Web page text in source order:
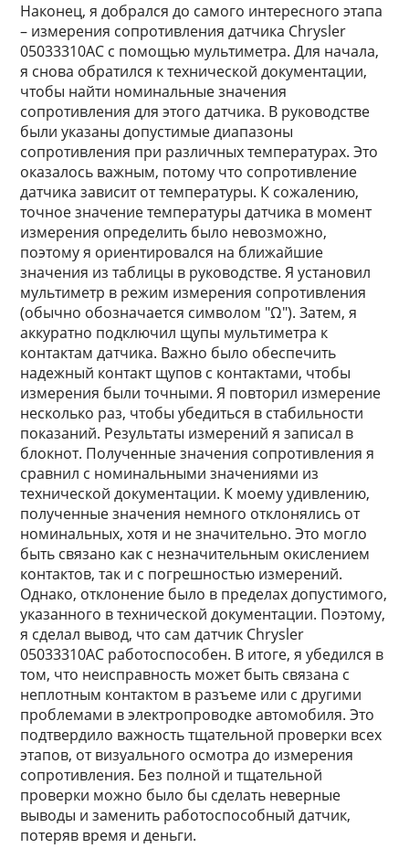
Наконец, я добрался до самого интересного этапа
– измерения сопротивления датчика Chrysler
05033310AC с помощью мультиметра. Для начала,
я снова обратился к технической документации,
чтобы найти номинальные значения
сопротивления для этого датчика. В руководстве
были указаны допустимые диапазоны
сопротивления при различных температурах. Это
оказалось важным, потому что сопротивление
датчика зависит от температуры. К сожалению,
точное значение температуры датчика в момент
измерения определить было невозможно,
поэтому я ориентировался на ближайшие
значения из таблицы в руководстве. Я установил
мультиметр в режим измерения сопротивления
(обычно обозначается символом "Ω"). Затем, я
аккуратно подключил щупы мультиметра к
контактам датчика. Важно было обеспечить
надежный контакт щупов с контактами, чтобы
измерения были точными. Я повторил измерение
несколько раз, чтобы убедиться в стабильности
показаний. Результаты измерений я записал в
блокнот. Полученные значения сопротивления я
сравнил с номинальными значениями из
технической документации. К моему удивлению,
полученные значения немного отклонялись от
номинальных, хотя и не значительно. Это могло
быть связано как с незначительным окислением
контактов, так и с погрешностью измерений.
Однако, отклонение было в пределах допустимого,
указанного в технической документации. Поэтому,
я сделал вывод, что сам датчик Chrysler
05033310AC работоспособен. В итоге, я убедился в
том, что неисправность может быть связана с
неплотным контактом в разъеме или с другими
проблемами в электропроводке автомобиля. Это
подтвердило важность тщательной проверки всех
этапов, от визуального осмотра до измерения
сопротивления. Без полной и тщательной
проверки можно было бы сделать неверные
выводы и заменить работоспособный датчик,
потеряв время и деньги.